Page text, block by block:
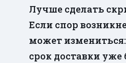
Лучше сделать
Если спор
может
срок доставки